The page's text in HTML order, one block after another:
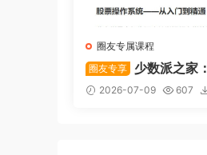
圈友专属课程
圈友专享
少数派之家
系统—从入门到精通
2026-07-09 607